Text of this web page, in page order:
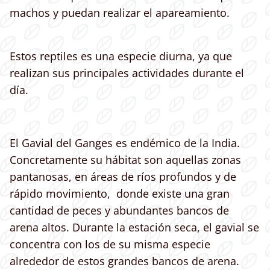
machos y puedan realizar el apareamiento.
Estos reptiles es una especie diurna, ya que
realizan sus principales actividades durante el
día.
El Gavial del Ganges es endémico de la India.
Concretamente su hábitat son aquellas zonas
pantanosas, en áreas de ríos profundos y de
rápido movimiento, donde existe una gran
cantidad de peces y abundantes bancos de
arena altos. Durante la estación seca, el gavial se
concentra con los de su misma especie
alrededor de estos grandes bancos de arena.